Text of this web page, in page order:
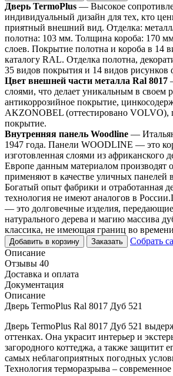
Дверь TermoPlus — Высокое
индивидуальный дизайн для тех, кто
приятный внешний вид. Отделка:
полотна: 103 мм. Толщина короба: 170
слоев. Покрытие полотна и короба в 14
каталогу RAL. Отделка полотна,
35 видов покрытия и 14 видов рисунков
Цвет внешней части металла Ral 8017
слоями, что делает уникальным в своем
антикоррозийное покрытие,
AKZONOBEL (оттестировано VOLVO),
покрытие.
Внутренняя панель Woodline —
1947 года. Панели WOODLINE — это
изготовленная слоями из африканского
Европе данным материалом производят
применяют в качестве уличных панелей
Богатый опыт фабрики и отработанная
технология не имеют аналогов в
— это долговечные изделия,
натурального дерева и магию массива
классика, не имеющая границ во
Добавить в корзину Заказать
Собрать
Описание
Отзывы 40
Доставка и оплата
Документация
Описание
Дверь TermoPlus Ral 8017 Дуб 521
Дверь TermoPlus Ral 8017 Дуб 521
оттенках. Она украсит интерьер и
загородного коттеджа, а также защитит
самых неблагоприятных погодных
Технология терморазрыва –